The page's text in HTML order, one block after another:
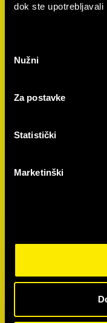
dok ste upotrebljavali
pristanka
Nužni
Za postavke
Statistički
Marketinški